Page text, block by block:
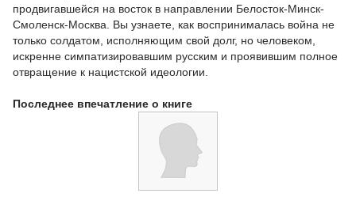
продвигавшейся на восток в направлении Белосток-Минск-
Смоленск-Москва. Вы узнаете, как воспринималась война не
только солдатом, исполняющим свой долг, но человеком,
искренне симпатизировавшим русским и проявившим полное
отвращение к нацистской идеологии.
Последнее впечатление о книге